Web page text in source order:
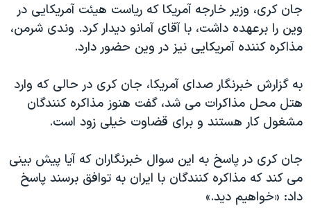
جان کری، وزیر خارجه آمریکا که ریاست هیئت آمریکایی در
وین را برعهده داشت، با آقای آمانو دیدار کرد. وندی شرمن،
مذاکره کننده آمریکایی نیز در وین حضور دارد.
به گزارش خبرنگار صدای آمریکا، جان کری در حالی که وارد
هتل محل مذاکرات می شد، گفت هنوز مذاکره کنندگان
مشغول کار هستند و برای قضاوت خیلی زود است.
جان کری در پاسخ به این سوال خبرنگاران که آیا پیش بینی
می کند که مذاکره کنندگان با ایران به توافق برسند پاسخ
داد: «خواهیم دید.»